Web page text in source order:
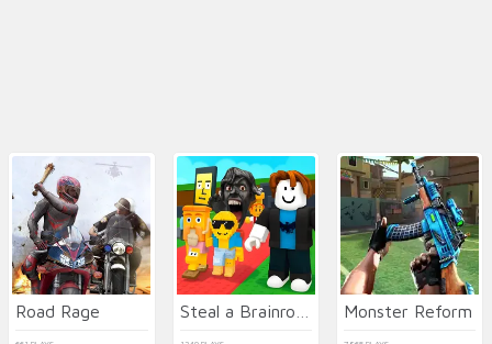
Road Rage Monster Reform